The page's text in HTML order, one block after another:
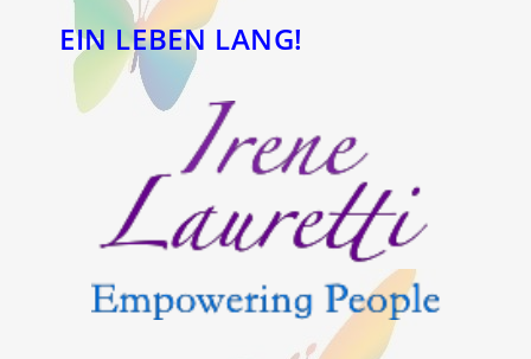
EIN LEBEN LANG!